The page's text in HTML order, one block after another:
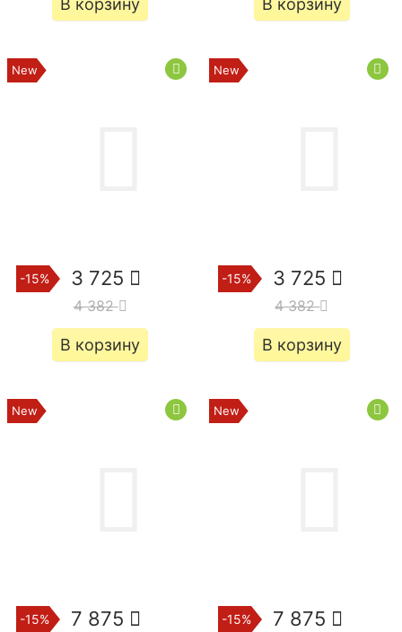
-15% 3 725
4 382
В корзину
-15% 3 725
4 382
В корзину
-15% 7 875 -15% 7 875